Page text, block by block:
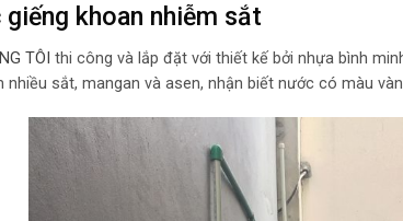
khoan nhiễm sắt
TÔI thi công và lắp đặt với thiết kế bởi nhựa bình
sắt, mangan và asen, nhận biết nước có màu